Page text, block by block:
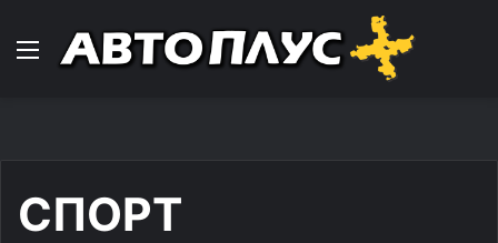
Навигација
СПОРТ